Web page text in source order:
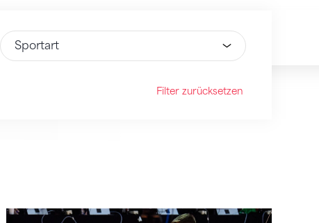
Wähle Option
Filter zurücksetzen